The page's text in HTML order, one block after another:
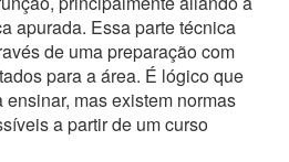
apurada. Essa parte técnica
de uma preparação com
para a área. É lógico que
mas existem normas
a partir de um curso